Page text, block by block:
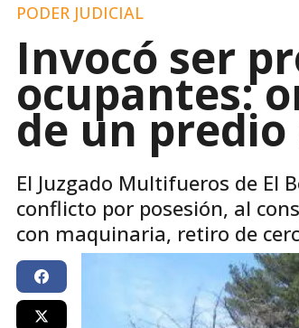
PODER JUDICIAL
Invocó ser
ocupantes:
de un predio
El Juzgado Multifueros de El
conflicto por posesión, al
con maquinaria, retiro de